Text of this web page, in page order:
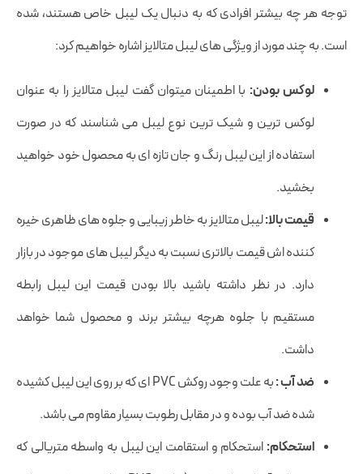
توجه هر چه بیشتر افرادی که به دنبال یک لیبل خاص هستند، شده
است. به چند مورد از ویژگی های لیبل متالایز اشاره خواهیم کرد:
لوکس بودن: با اطمینان میتوان گفت لیبل متالایز را به عنوان
لوکس ترین و شیک ترین نوع لیبل می شناسند که در صورت
استفاده از این لیبل رنگ و جان تازه ای به محصول خود خواهید
بخشید.
قیمت بالا:لیبل متالایز به خاطر زیبایی و جلوه های ظاهری خیره
کننده اش قیمت بالاتری نسبت به دیگر لیبل های موجود در بازار
دارد. در نظر داشته باشید بالا بودن قیمت این لیبل رابطه
مستقیم با جلوه هرچه بیشتر برند و محصول شما خواهد
داشت.
ضد آب :
به علت وجود روکش PVC ای که بر روی این لیبل کشیده
شده ضد آب بوده و در مقابل رطوبت بسیار مقاوم می باشد.
استحکام: استحکام و استقامت این لیبل به واسطه متریالی که